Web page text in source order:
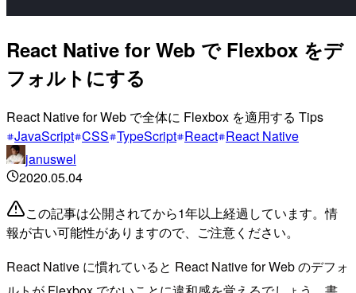
React Native for Web で Flexbox をデ
フォルトにする
React Native for Web で全体に Flexbox を適用する Tips
JavaScript CSS TypeScript React React Native
januswel
2020.05.04
この記事は公開されてから1年以上経過しています。情
報が古い可能性がありますので、ご注意ください。
React Native に慣れていると React Native for Web のデフォ